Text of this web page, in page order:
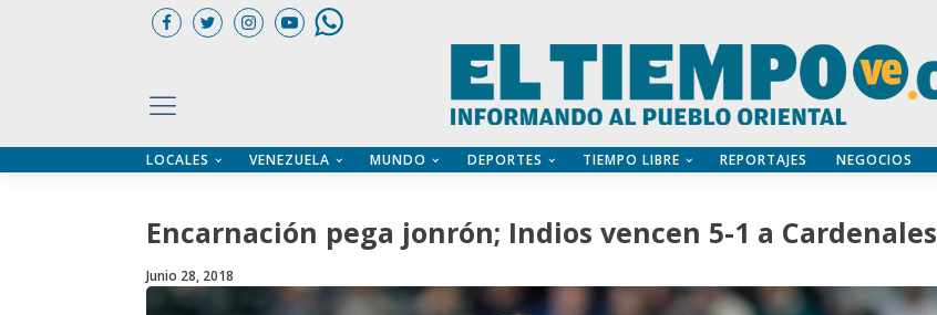
LOCALES VENEZUELA MUNDO DEPORTES TIEMPO LIBRE REPORTAJES NEGOCIOS
Encarnación pega jonrón; Indios vencen 5-1 a Cardenales
Junio 28, 2018